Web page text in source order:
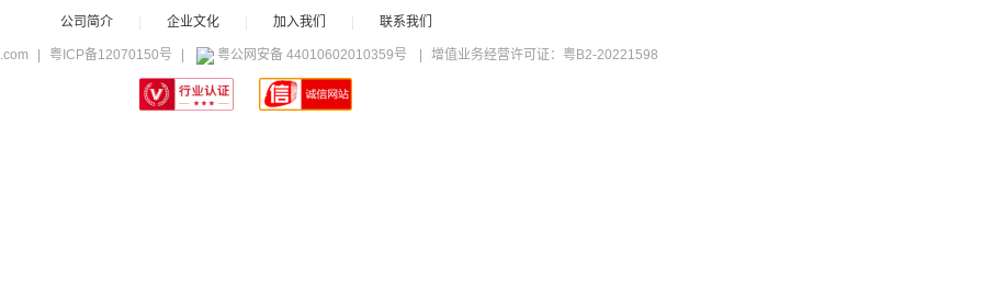
公司简介 企业文化 加入我们 联系我们
粤ICP备12070150号 粤公网安备 44010602010359号 增值业务经营许可证：粤B2-20221598